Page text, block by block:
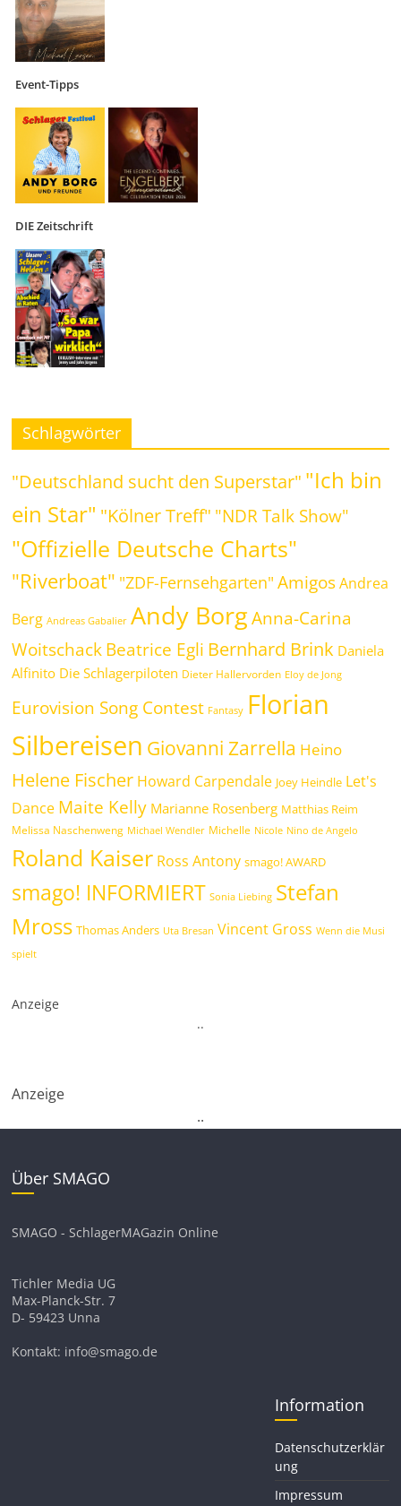
Event-Tipps
DIE Zeitschrift
Schlagwörter
"Deutschland sucht den Superstar" "Ich bin
ein Star" "Kölner Treff" "NDR Talk Show"
"Offizielle Deutsche Charts"
"Riverboat" "ZDF-Fernsehgarten" Amigos Andrea
Berg Andreas Gabalier Andy Borg Anna-Carina
WoitschackBeatrice Egli Bernhard Brink Daniela
Alfinito Die Schlagerpiloten Dieter Hallervorden Eloy de Jong
Eurovision Song Contest Fantasy Florian
Silbereisen Giovanni Zarrella Heino
Helene Fischer Howard Carpendale Joey Heindle Let's
Dance Maite Kelly Marianne Rosenberg Matthias Reim
Melissa Naschenweng Michael Wendler Michelle Nicole Nino de Angelo
Roland Kaiser Ross Antony smago! AWARD
smago! INFORMIERT Sonia Liebing Stefan
Mross Thomas Anders Uta Bresan Vincent Gross Wenn die Musi
spielt
Anzeige
..
Anzeige
..
Über SMAGO
SMAGO - SchlagerMAGazin Online
Tichler Media UG
Max-Planck-Str. 7
D- 59423 Unna
Kontakt: info@smago.de
Information
Datenschutzerklär
ung
Impressum